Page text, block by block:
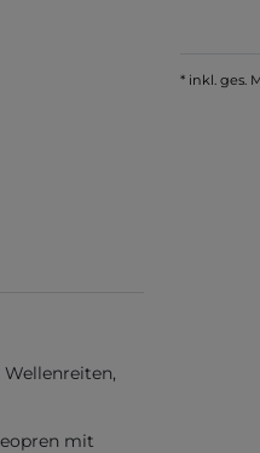
* inkl. ges.
mit